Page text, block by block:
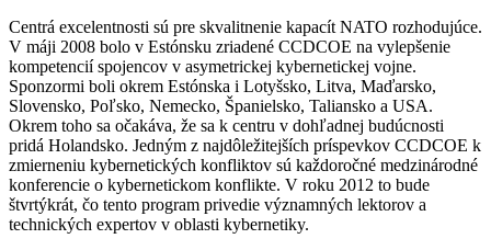
Centrá excelentnosti sú pre skvalitnenie kapacít NATO rozhodujúce.
V máji 2008 bolo v Estónsku zriadené CCDCOE na vylepšenie
kompetencií spojencov v asymetrickej kybernetickej vojne.
Sponzormi boli okrem Estónska i Lotyšsko, Litva, Maďarsko,
Slovensko, Poľsko, Nemecko, Španielsko, Taliansko a USA.
Okrem toho sa očakáva, že sa k centru v dohľadnej budúcnosti
pridá Holandsko. Jedným z najdôležitejších príspevkov CCDCOE k
zmierneniu kybernetických konfliktov sú každoročné medzinárodné
konferencie o kybernetickom konflikte. V roku 2012 to bude
štvrtýkrát, čo tento program privedie významných lektorov a
technických expertov v oblasti kybernetiky.